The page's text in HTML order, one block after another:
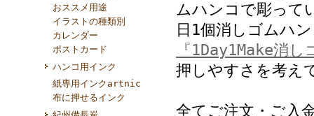
おススメ用途
イラストの種類別
カレンダー
ポストカード
ハンコ用インク
紙専用インクartnic
布に押せるインク
ムハンコで彫って
日1個消しゴムハ
『1Day1Make消
押しやすさを考え
全てご注文・ご入